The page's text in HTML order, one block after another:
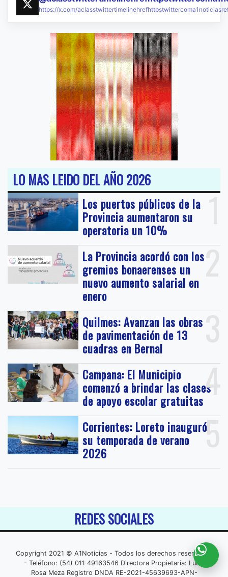
https://x.com/
LO MAS LEIDO DEL AÑO 2026
1
Los puertos públicos de la
Provincia aumentaron su
operatoria un 10%
2
La Provincia acordó con los
gremios bonaerenses un
nuevo aumento salarial en
enero
3
Quilmes: Avanzan las obras
de pavimentación de 13
cuadras en Bernal
4
Campana: El Municipio
comenzó a brindar las clases
de apoyo escolar gratuitas
5
Corrientes: Loreto inauguró
su temporada de verano
2026
REDES SOCIALES
Copyright 2021 © A1Noticias - Todos los derechos reservados
- Teléfono: (54) 011 49163546 Directora Propietaria: Lucia
Rosa Meza Registro DNDA RE-2021-45639693-APN-